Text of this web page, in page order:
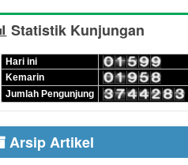
Statistik Kunjungan
Hari ini
Kemarin
Jumlah Pengunjung
Arsip Artikel